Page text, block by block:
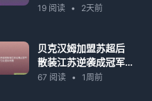
析指南进阶实战技巧
19 阅读 • 2天前
贝克汉姆加盟苏超后
散装江苏逆袭成冠军
引发足球热潮
67 阅读 • 1周前